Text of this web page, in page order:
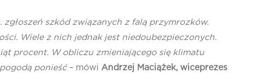
szkód związanych z falą przymrozków.
Wiele z nich jednak jest niedoubezpieczonych.
procent. W obliczu zmieniającego się klimatu
ponieść– mówi Andrzej Maciążek, wiceprezes